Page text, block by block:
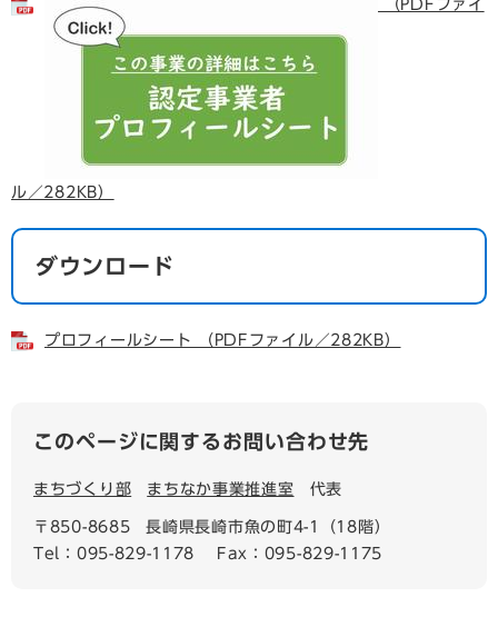
（PDFファイ
ル／282KB）
ダウンロード
プロフィールシート （PDFファイル／282KB）
このページに関するお問い合わせ先
まちづくり部 まちなか事業推進室 代表
〒850-8685
長崎県長崎市魚の町4-1（18階）
Tel：095-829-1178
Fax：095-829-1175